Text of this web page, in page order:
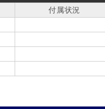
付属状況